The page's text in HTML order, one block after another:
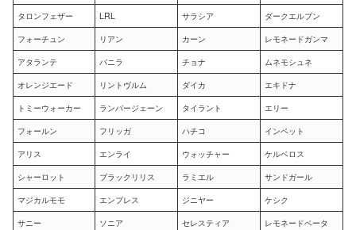
タロンフェザー LRL サラシア
ダークエルブン
フォーチュン
リアン カーン
レモネードガンマ
アタランテ
バニラ チョナ
ムネモシュネ
オレンジエード
リントヴルム ダイカ
エキドナ
トミーウォーカー
ランバージェーン タイラント
エリー
フォールン
フリッガ ハチコ
インペット
アリス
エンライ ウォッチャー
ケルベロス
シャーロット
ブラックリリス ラミエル
サンドガール
マジカルモモ
エンプレス ジニヤー
ケシク
サニー
ソニア セレスティア
レモネードベータ